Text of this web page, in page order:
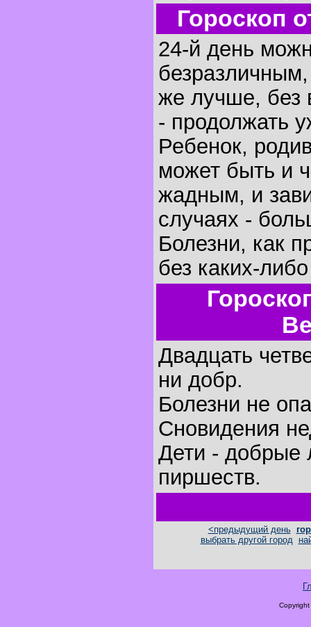
Гороскоп
24-й день
же лучше, без
- продолжать
Ребенок,
может быть и
жадным, и
случаях -
Болезни, как
без каких-
Двадцать
ни добр.
Болезни не
Сновидения
Дети - добрые
пиршеств.
<предыдущий день
выбрать другой город